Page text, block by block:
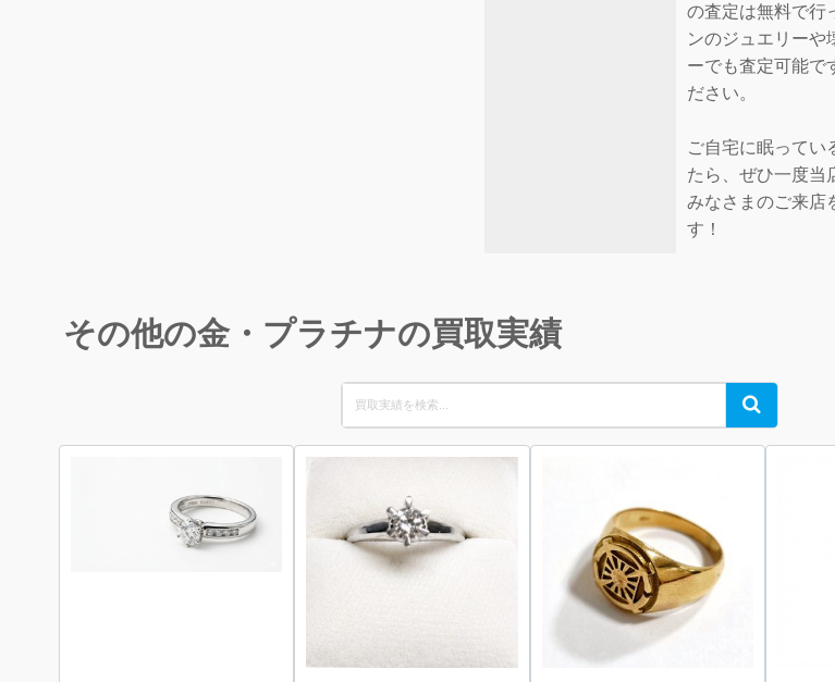
の査定は無料で行
ンのジュエリーや
ーでも査定可能で
ださい。
ご自宅に眠ってい
たら、ぜひ一度当
みなさまのご来店
す！
その他の金・プラチナの買取実績
Search
for:
Search